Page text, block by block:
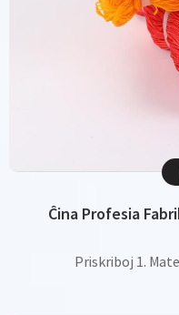
Ĉina Profesia
Priskriboj 1.